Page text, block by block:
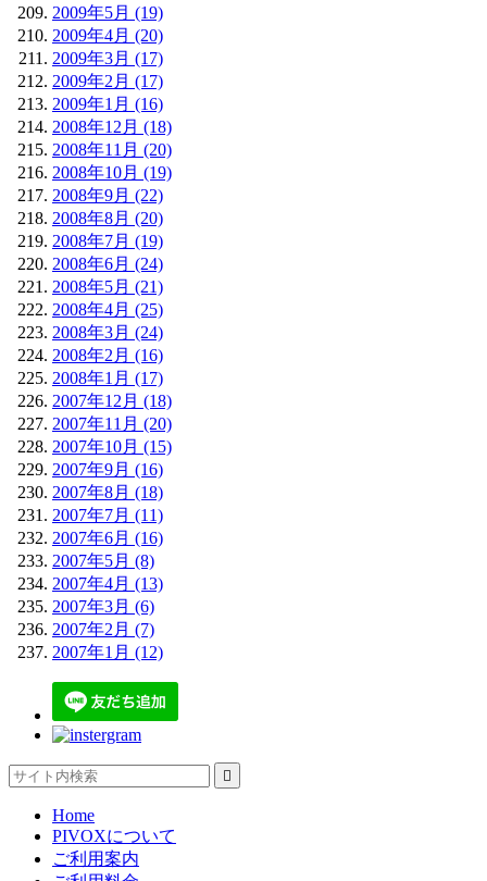
2009年5月 (19)
2009年4月 (20)
2009年3月 (17)
2009年2月 (17)
2009年1月 (16)
2008年12月 (18)
2008年11月 (20)
2008年10月 (19)
2008年9月 (22)
2008年8月 (20)
2008年7月 (19)
2008年6月 (24)
2008年5月 (21)
2008年4月 (25)
2008年3月 (24)
2008年2月 (16)
2008年1月 (17)
2007年12月 (18)
2007年11月 (20)
2007年10月 (15)
2007年9月 (16)
2007年8月 (18)
2007年7月 (11)
2007年6月 (16)
2007年5月 (8)
2007年4月 (13)
2007年3月 (6)
2007年2月 (7)
2007年1月 (12)

Home
PIVOXについて
ご利用案内